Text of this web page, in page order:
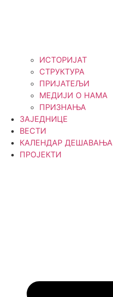
ИСТОРИЈАТ
СТРУКТУРА
ПРИЈАТЕЉИ
МЕДИЈИ О НАМА
ПРИЗНАЊА
ЗАЈЕДНИЦЕ
ВЕСТИ
КАЛЕНДАР ДЕШАВАЊА
ПРОЈЕКТИ